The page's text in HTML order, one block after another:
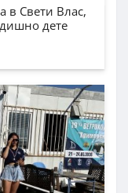
в Свети Влас,
дете